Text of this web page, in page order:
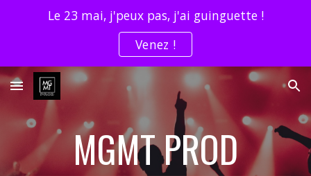
Skip to main content Skip to navigation
Le 23 mai, j'peux pas, j'ai guinguette !
Venez !
MGMT PROD